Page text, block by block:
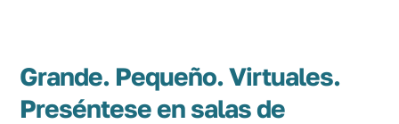
Grande. Pequeño. Virtuales.
Preséntese en salas de